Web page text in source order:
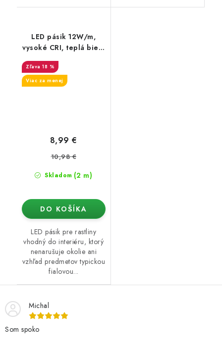
LED pásik 12W/m,
vysoké CRI, teplá biela
3200K
18 %
Viac za menej
Skladom (2 m)
8,99 €
10,98 €
DO KOŠÍKA
LED pásik pre rastliny
vhodný do interiéru, ktorý
nenarušuje okolie ani
vzhľad predmetov typickou
fialovou...
Michal
Som spoko